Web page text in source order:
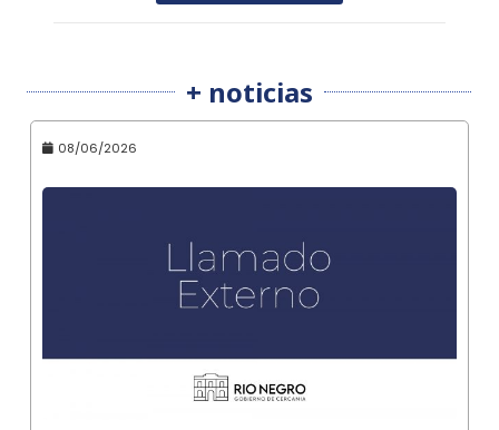
+ noticias
08/06/2026